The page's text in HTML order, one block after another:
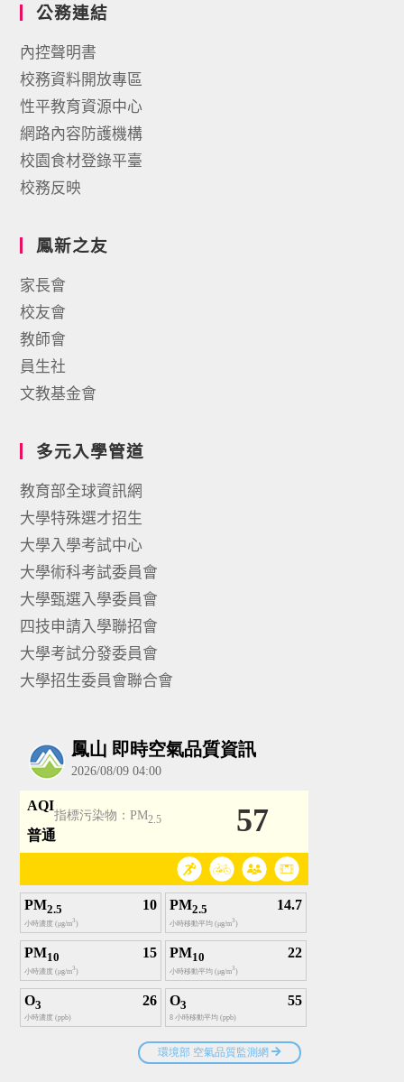
公務連結
內控聲明書
校務資料開放專區
性平教育資源中心
網路內容防護機構
校園食材登錄平臺
校務反映
鳳新之友
家長會
校友會
教師會
員生社
文教基金會
多元入學管道
教育部全球資訊網
大學特殊選才招生
大學入學考試中心
大學術科考試委員會
大學甄選入學委員會
四技申請入學聯招會
大學考試分發委員會
大學招生委員會聯合會